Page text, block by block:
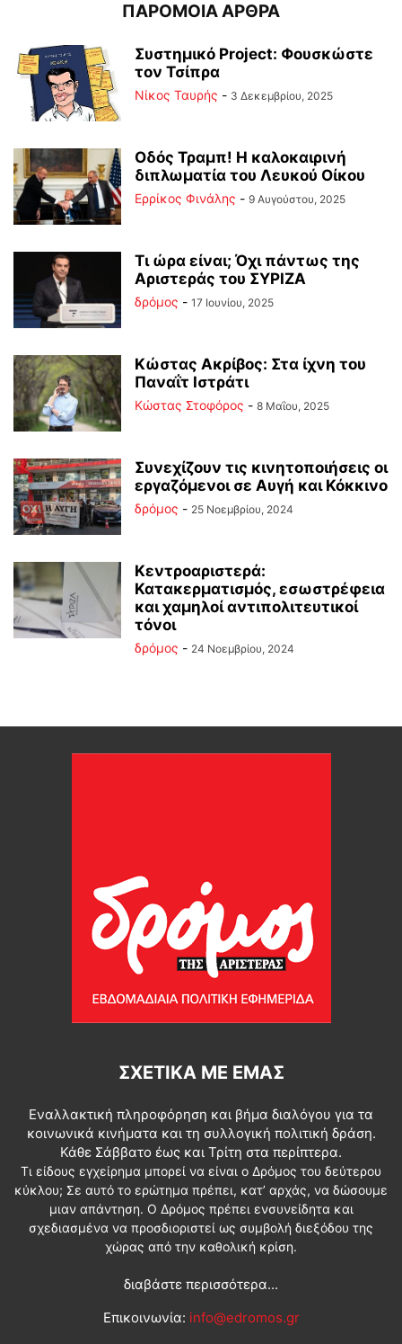
ΠΑΡΟΜΟΙΑ ΑΡΘΡΑ
Συστημικό Project: Φουσκώστε
τον Τσίπρα
Νίκος Ταυρής - 3 Δεκεμβρίου, 2025
Οδός Τραμπ! Η καλοκαιρινή
διπλωματία του Λευκού Οίκου
Ερρίκος Φινάλης - 9 Αυγούστου, 2025
Τι ώρα είναι; Όχι πάντως της
Αριστεράς του ΣΥΡΙΖΑ
δρόμος - 17 Ιουνίου, 2025
Κώστας Ακρίβος: Στα ίχνη του
Παναΐτ Ιστράτι
Κώστας Στοφόρος - 8 Μαΐου, 2025
Συνεχίζουν τις κινητοποιήσεις οι
εργαζόμενοι σε Αυγή και Κόκκινο
δρόμος - 25 Νοεμβρίου, 2024
Κεντροαριστερά:
Κατακερματισμός, εσωστρέφεια
και χαμηλοί αντιπολιτευτικοί
τόνοι
δρόμος - 24 Νοεμβρίου, 2024
ΣΧΕΤΙΚΆ ΜΕ ΕΜΆΣ
Εναλλακτική πληροφόρηση και βήμα διαλόγου για τα
κοινωνικά κινήματα και τη συλλογική πολιτική δράση.
Κάθε Σάββατο έως και Τρίτη στα περίπτερα.
Τι είδους εγχείρημα μπορεί να είναι ο Δρόμος του δεύτερου
κύκλου; Σε αυτό το ερώτημα πρέπει, κατ’ αρχάς, να δώσουμε
μιαν απάντηση. Ο Δρόμος πρέπει ενσυνείδητα και
σχεδιασμένα να προσδιοριστεί ως συμβολή διεξόδου της
χώρας από την καθολική κρίση.
διαβάστε περισσότερα...
Επικοινωνία: info@edromos.gr